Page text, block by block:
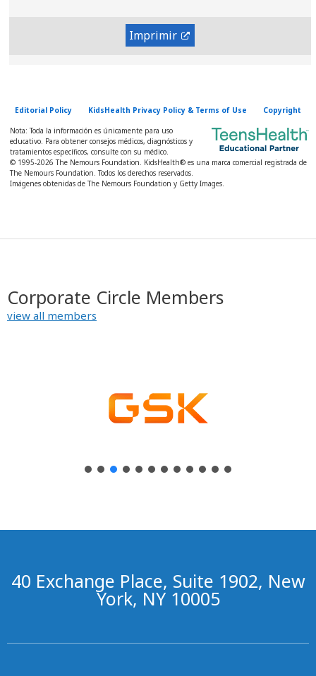
Imprimir
Editorial Policy KidsHealth Privacy Policy & Terms of Use Copyright
Nota: Toda la información es únicamente para uso
educativo. Para obtener consejos médicos, diagnósticos y
tratamientos específicos, consulte con su médico.
© 1995-2026 The Nemours Foundation. KidsHealth® es una marca comercial registrada de
The Nemours Foundation. Todos los derechos reservados.
Imágenes obtenidas de The Nemours Foundation y Getty Images.
Corporate Circle Members
view all members
40 Exchange Place, Suite 1902, New
York, NY 10005